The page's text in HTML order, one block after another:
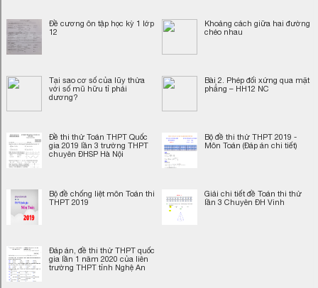
Đề cương ôn tập học kỳ 1 lớp
12
Khoảng cách giữa hai đường
chéo nhau
Tại sao cơ số của lũy thừa
với số mũ hữu tỉ phải
dương?
Bài 2. Phép đối xứng qua mặt
phẳng – HH12 NC
Đề thi thử Toán THPT Quốc
gia 2019 lần 3 trường THPT
chuyên ĐHSP Hà Nội
Bộ đề thi thử THPT 2019 -
Môn Toán (Đáp án chi tiết)
Bộ đề chống liệt môn Toán thi
THPT 2019
Giải chi tiết đề Toán thi thử
lần 3 Chuyên ĐH Vinh
Đáp án, đề thi thử THPT quốc
gia lần 1 năm 2020 của liên
trường THPT tỉnh Nghệ An